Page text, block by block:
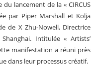
lancement de la « CIRCUS
par Piper Marshall et Kolja
de X Zhu-Nowell, Directrice
Intitulée « Artists’
manifestation a réuni près
dans leur processus créatif.